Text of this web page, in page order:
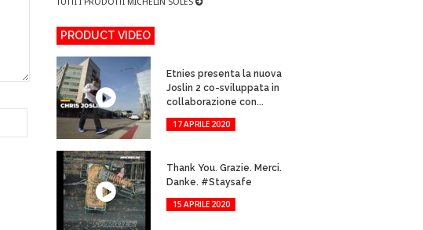
PRODUCT VIDEO
Etnies presenta la nuova
Joslin 2 co-sviluppata in
collaborazione con...
17 APRILE 2020
Thank You. Grazie. Merci.
Danke. #Staysafe
15 APRILE 2020